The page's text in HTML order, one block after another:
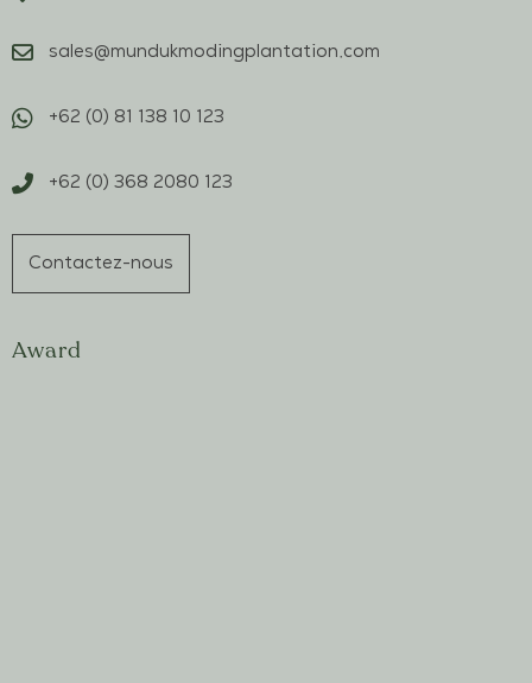
sales@mundukmodingplantation.com
+62 (0) 81 138 10 123
+62 (0) 368 2080 123
Contactez-nous
Award